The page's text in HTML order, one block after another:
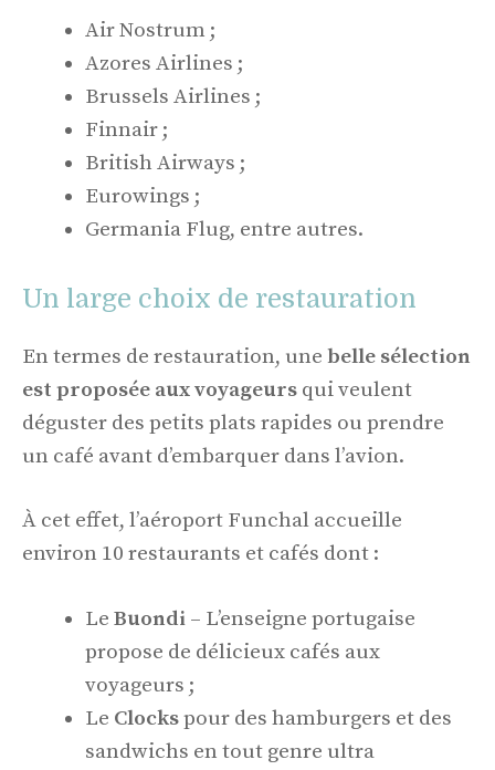
Air Nostrum ;
Azores Airlines ;
Brussels Airlines ;
Finnair ;
British Airways ;
Eurowings ;
Germania Flug, entre autres.
Un large choix de restauration
En termes de restauration, une belle sélection
est proposée aux voyageurs qui veulent
déguster des petits plats rapides ou prendre
un café avant d’embarquer dans l’avion.
À cet effet, l’aéroport Funchal accueille
environ 10 restaurants et cafés dont :
Le Buondi – L’enseigne portugaise
propose de délicieux cafés aux
voyageurs ;
Le Clockspour des hamburgers et des
sandwichs en tout genre ultra